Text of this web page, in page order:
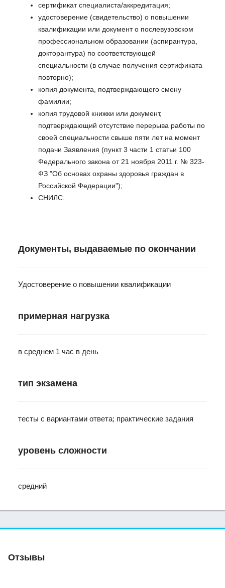
сертификат специалиста/аккредитация;
удостоверение (свидетельство) о повышении
квалификации или документ о послевузовском
профессиональном образовании (аспирантура,
докторантура) по соответствующей
специальности (в случае получения сертификата
повторно);
копия документа, подтверждающего смену
фамилии;
копия трудовой книжки или документ,
подтверждающий отсутствие перерыва работы по
своей специальности свыше пяти лет на момент
подачи Заявления (пункт 3 части 1 статьи 100
Федерального закона от 21 ноября 2011 г. № 323-
ФЗ "Об основах охраны здоровья граждан в
Российской Федерации");
СНИЛС.
Документы, выдаваемые по окончании
Удостоверение о повышении квалификации
примерная нагрузка
в среднем 1 час в день
тип экзамена
тесты с вариантами ответа; практические задания
уровень сложности
средний
Отзывы